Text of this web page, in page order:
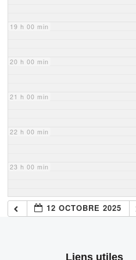
19 h 00 min
20 h 00 min
21 h 00 min
22 h 00 min
23 h 00 min
12 OCTOBRE 2025
Liens utiles